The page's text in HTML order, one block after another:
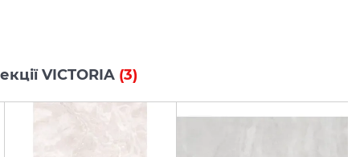
VICTORIA (3)